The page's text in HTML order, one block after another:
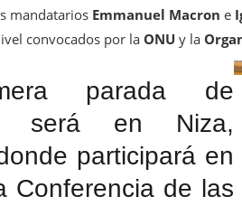
mandatarios Emmanuel Macron e
convocados por la ONU y la
parada de
será en Niza,
participará en
Conferencia de las